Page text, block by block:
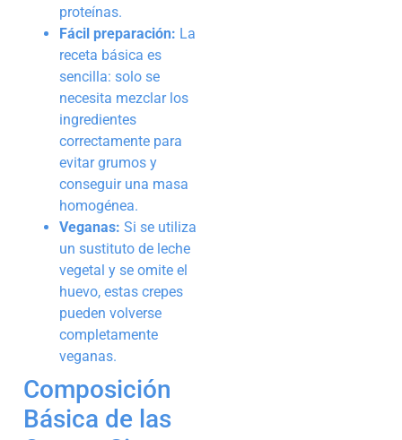
proteínas.
Fácil preparación: La
receta básica es
sencilla: solo se
necesita mezclar los
ingredientes
correctamente para
evitar grumos y
conseguir una masa
homogénea.
Veganas: Si se utiliza
un sustituto de leche
vegetal y se omite el
huevo, estas crepes
pueden volverse
completamente
veganas.
Composición
Básica de las